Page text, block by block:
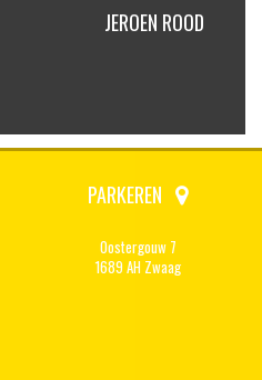
JEROEN SWERISSEN
PARKEREN
Oostergouw 7
1689 AH Zwaag